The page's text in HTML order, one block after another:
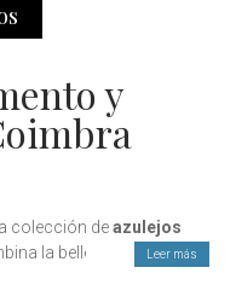
y
colección deazulejos
la belleza de los
aporta dinamismo y
Leer más